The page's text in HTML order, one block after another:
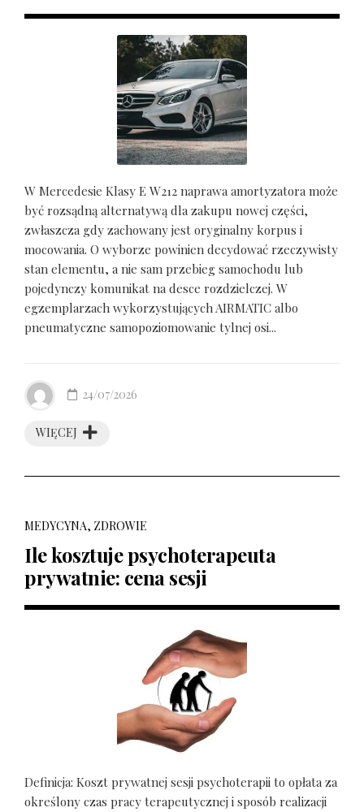
W Mercedesie Klasy E W212 naprawa amortyzatora może
być rozsądną alternatywą dla zakupu nowej części,
zwłaszcza gdy zachowany jest oryginalny korpus i
mocowania. O wyborze powinien decydować rzeczywisty
stan elementu, a nie sam przebieg samochodu lub
pojedynczy komunikat na desce rozdzielczej. W
egzemplarzach wykorzystujących AIRMATIC albo
pneumatyczne samopoziomowanie tylnej osi...
WIĘCEJ
24/07/2026
MEDYCYNA, ZDROWIE
Ile kosztuje psychoterapeuta
prywatnie: cena sesji
Definicja: Koszt prywatnej sesji psychoterapii to opłata za
określony czas pracy terapeutycznej i sposób realizacji